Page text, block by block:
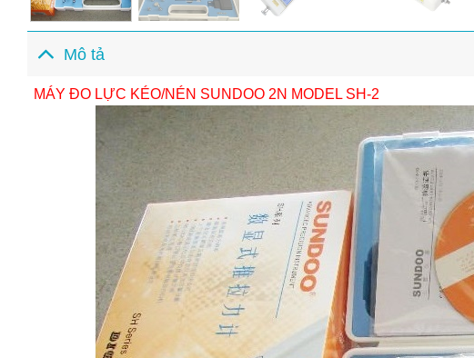
Mô tả
MÁY ĐO LỰC KÉO/NÉN SUNDOO 2N MODEL SH-2